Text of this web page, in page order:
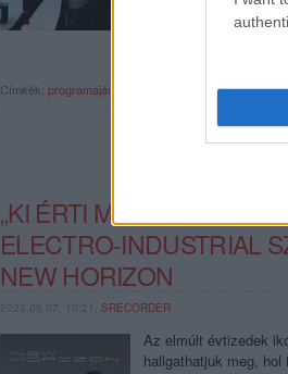
Címkék: programajánló koncertajánló
„KI ÉRTI MEG, MITŐL
ELECTRO-INDUSTRIAL
NEW HORIZON
2023.09.07. 10:21, SRECORDER
Az elmúlt évtizedek
hallgathatjuk meg,